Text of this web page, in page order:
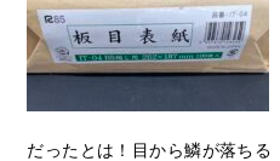
だったとは！目から鱗が落ちる